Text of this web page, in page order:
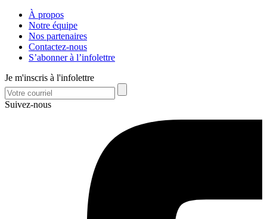
À propos
Notre équipe
Nos partenaires
Contactez-nous
S’abonner à l’infolettre
Je m'inscris à l'infolettre
Suivez-nous